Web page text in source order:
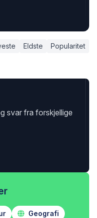
Eldste Popularitet
svar fra forskjellige
Geografi